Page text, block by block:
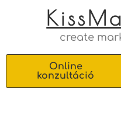
create
Online
konzultáció